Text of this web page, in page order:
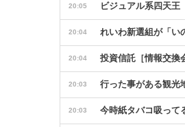
20:05 ビジュアル系四天
20:04 れいわ新選組が「い
20:04 投資信託［情報交換
20:03 行った事がある観光
20:03 今時紙タバコ吸って